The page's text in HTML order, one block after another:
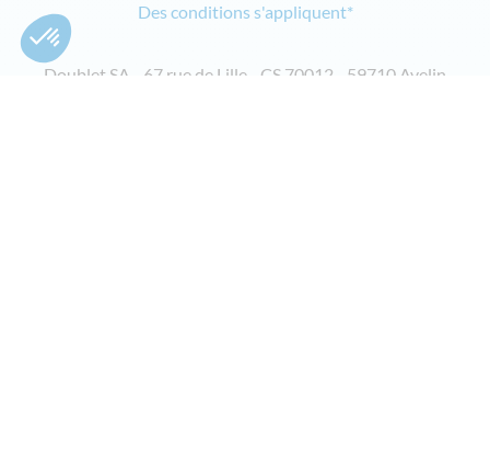
Des conditions s'appliquent*
Doublet SA - 67 rue de Lille - CS 70012 - 59710 Avelin